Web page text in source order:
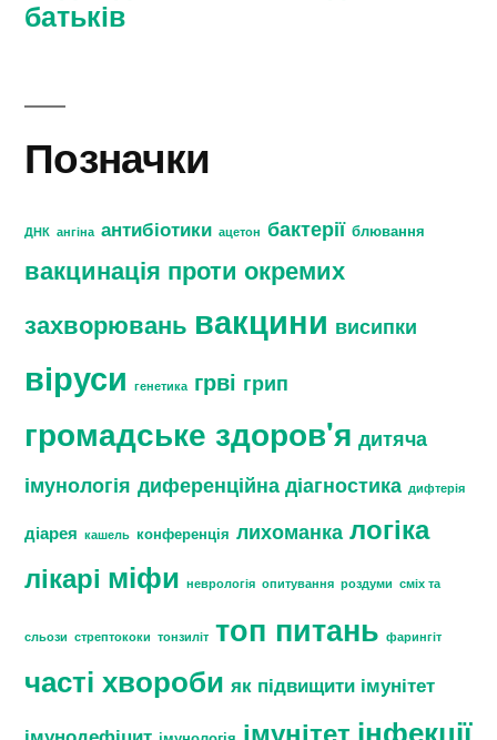
батьків
Позначки
ДНК ангіна антибіотики ацетон бактерії блювання
вакцинація проти окремих
захворювань вакцини висипки
віруси генетика грві грип
громадське здоров'я дитяча
імунологія диференційна діагностика дифтерія
діарея кашель конференція лихоманка логіка
лікарі міфи неврологія опитування роздуми сміх та
сльози стрептококи тонзиліт топ питань фарингіт
часті хвороби як підвищити імунітет
інфекції